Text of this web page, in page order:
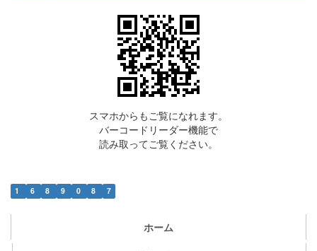
スマホからもご覧になれます。
バーコードリーダー機能で
読み取ってご覧ください。
1 6 8 9 0 8 7
ホーム